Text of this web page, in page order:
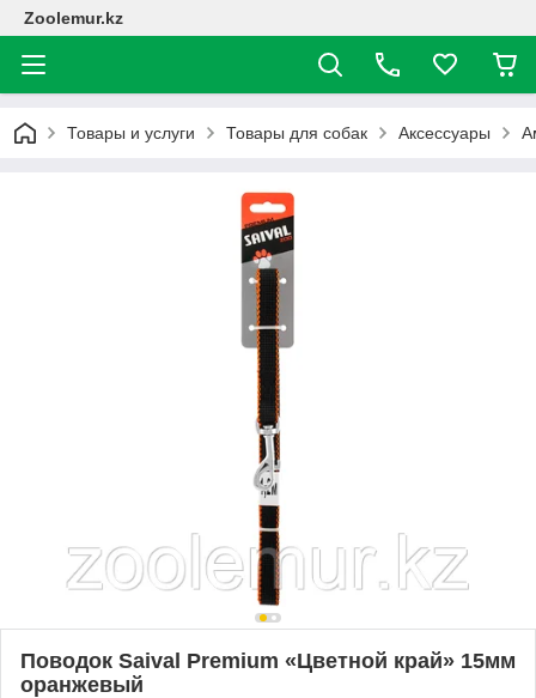
Zoolemur.kz
Товары и услуги Товары для собак Аксессуары
Поводок Saival Premium «Цветной край» 15мм
оранжевый